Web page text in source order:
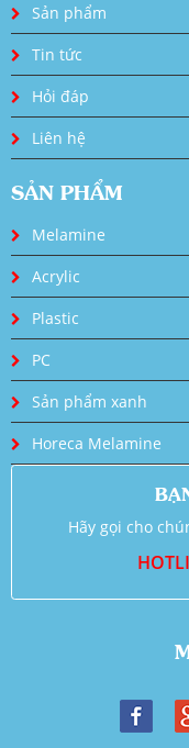
Sản phẩm
Tin tức
Hỏi đáp
Liên hệ
SẢN PHẨM
Melamine
Acrylic
Plastic
PC
Sản phẩm xanh
Horeca Melamine
Hãy gọi cho